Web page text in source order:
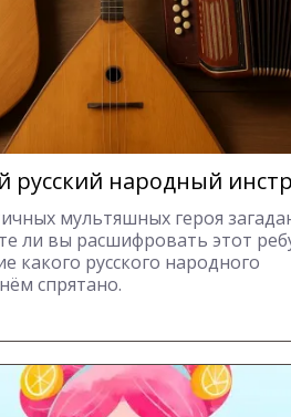
русский народный
мультяшных героя
ли вы расшифровать этот
какого русского народного
спрятано.